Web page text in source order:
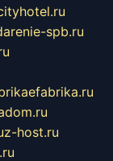
spb.ru
z-host.ru